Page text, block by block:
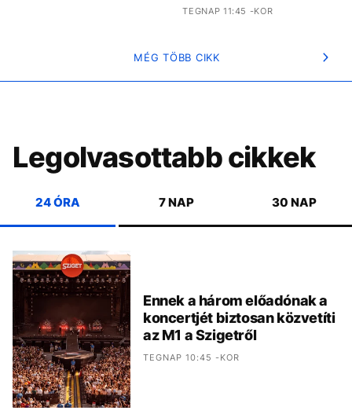
TEGNAP 11:45 -KOR
MÉG TÖBB CIKK
Legolvasottabb cikkek
24 ÓRA 7 NAP 30 NAP
Ennek a három előadónak a
koncertjét biztosan közvetíti
az M1 a Szigetről
TEGNAP 10:45 -KOR